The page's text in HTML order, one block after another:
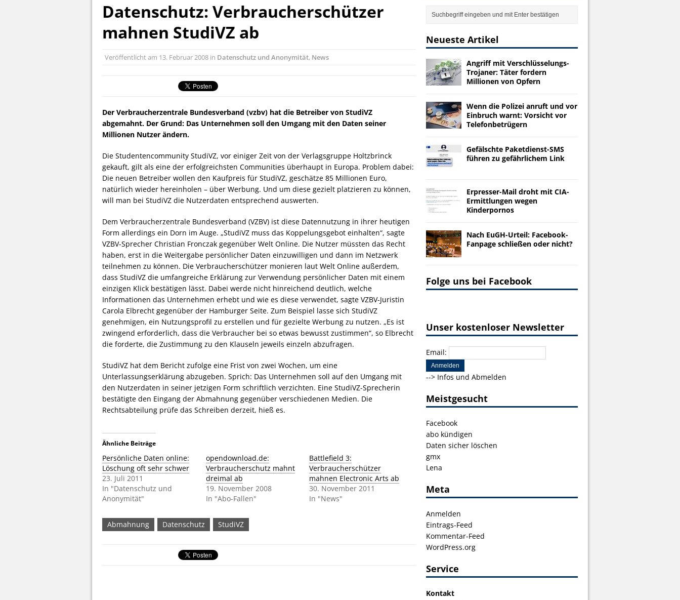
Datenschutz: Verbraucherschützer
mahnen StudiVZ ab
Veröffentlicht am 13. Februar 2008 in Datenschutz und Anonymität, News
Der Verbraucherzentrale Bundesverband (vzbv) hat die Betreiber von StudiVZ
abgemahnt. Der Grund: Das Unternehmen soll den Umgang mit den Daten seiner
Millionen Nutzer ändern.
Die Studentencommunity StudiVZ, vor einiger Zeit von der Verlagsgruppe Holtzbrinck
gekauft, gilt als eine der erfolgreichsten Communities überhaupt in Europa. Problem dabei:
Die neuen Betreiber wollen den Kaufpreis für StudiVZ, geschätze 85 Millionen Euro,
natürlich wieder hereinholen – über Werbung. Und um diese gezielt platzieren zu können,
will man bei StudiVZ die Nutzerdaten entsprechend auswerten.
Dem Verbraucherzentrale Bundesverband (VZBV) ist diese Datennutzung in ihrer heutigen
Form allerdings ein Dorn im Auge. „StudiVZ muss das Koppelungsgebot einhalten“, sagte
VZBV-Sprecher Christian Fronczak gegenüber Welt Online. Die Nutzer müssten das Recht
haben, erst in die Weitergabe persönlicher Daten einzuwilligen und dann im Netzwerk
teilnehmen zu können. Die Verbraucherschützer monieren laut Welt Online außerdem,
dass StudiVZ die umfangreiche Erklärung zur Verwendung persönlicher Daten mit einem
einzigen Klick bestätigen lässt. Dabei werde nicht hinreichend deutlich, welche
Informationen das Unternehmen erhebt und wie es diese verwendet, sagte VZBV-Juristin
Carola Elbrecht gegenüber der Hamburger Seite. Zum Beispiel lasse sich StudiVZ
genehmigen, ein Nutzungsprofil zu erstellen und für gezielte Werbung zu nutzen. „Es ist
zwingend erforderlich, dass die Verbraucher bei so etwas bewusst zustimmen“, so Elbrecht
die forderte, die Zustimmung zu den Klauseln jeweils einzeln abzufragen.
StudiVZ hat dem Bericht zufolge eine Frist von zwei Wochen, um eine
Unterlassungserklärung abzugeben. Sprich: Das Unternehmen soll auf den Umgang mit
den Nutzerdaten in seiner jetzigen Form schriftlich verzichten. Eine StudiVZ-Sprecherin
bestätigte den Eingang der Abmahnung gegenüber verschiedenen Medien. Die
Rechtsabteilung prüfe das Schreiben derzeit, hieß es.
Ähnliche Beiträge
Persönliche Daten online:
Löschung oft sehr schwer
23. Juli 2011
In "Datenschutz und
Anonymität"
opendownload.de:
Verbraucherschutz mahnt
dreimal ab
19. November 2008
In "Abo-Fallen"
Battlefield 3:
Verbraucherschützer
mahnen Electronic Arts ab
30. November 2011
In "News"
Abmahnung Datenschutz StudiVZ
Neueste Artikel
Angriff mit Verschlüsselungs-
Trojaner: Täter fordern
Millionen von Opfern
Wenn die Polizei anruft und vor
Einbruch warnt: Vorsicht vor
Telefonbetrügern
Gefälschte Paketdienst-SMS
führen zu gefährlichem Link
Erpresser-Mail droht mit CIA-
Ermittlungen wegen
Kinderpornos
Nach EuGH-Urteil: Facebook-
Fanpage schließen oder nicht?
Folge uns bei Facebook
Unser kostenloser Newsletter
Email:
--> Infos und Abmelden
Meistgesucht
Facebook
abo kündigen
Daten sicher löschen
gmx
Lena
Meta
Anmelden
Eintrags-Feed
Kommentar-Feed
WordPress.org
Service
Kontakt